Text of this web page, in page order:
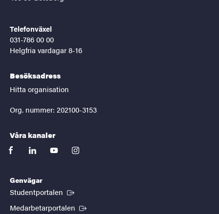
Telefonväxel
031-786 00 00
Helgfria vardagar 8-16
Besöksadress
Hitta organisation
Org. nummer: 202100-3153
Våra kanaler
facebooklinkedinyoutubeinstagram
Genvägar
Studentportalen (Extern länk)
Medarbetarportalen (Extern länk)